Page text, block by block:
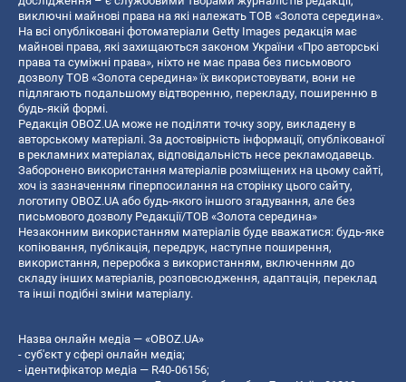
виключні майнові права на які належать ТОВ «Золота середина».
На всі опубліковані фотоматеріали Getty Images редакція має
майнові права, які захищаються законом України «Про авторські
права та суміжні права», ніхто не має права без письмового
дозволу ТОВ «Золота середина» їх використовувати, вони не
підлягають подальшому відтворенню, перекладу, поширенню в
будь-якій формі.
Редакція OBOZ.UA може не поділяти точку зору, викладену в
авторському матеріалі. За достовірність інформації, опублікованої
в рекламних матеріалах, відповідальність несе рекламодавець.
Заборонено використання матеріалів розміщених на цьому сайті,
хоч із зазначенням гіперпосилання на сторінку цього сайту,
логотипу OBOZ.UA або будь-якого іншого згадування, але без
письмового дозволу Редакції/ТОВ «Золота середина»
Незаконним використанням матеріалів буде вважатися: будь-яке
копiювання, публiкацiя, передрук, наступне поширення,
використання, переробка з використанням, включенням до
складу інших матеріалів, розповсюдження, адаптація, переклад
та інші подібні зміни матеріалу.
Назва онлайн медіа — «OBOZ.UA»
- суб'єкт у сфері онлайн медіа;
- ідентифікатор медіа — R40-06156;